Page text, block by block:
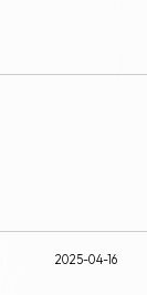
2025-04-16